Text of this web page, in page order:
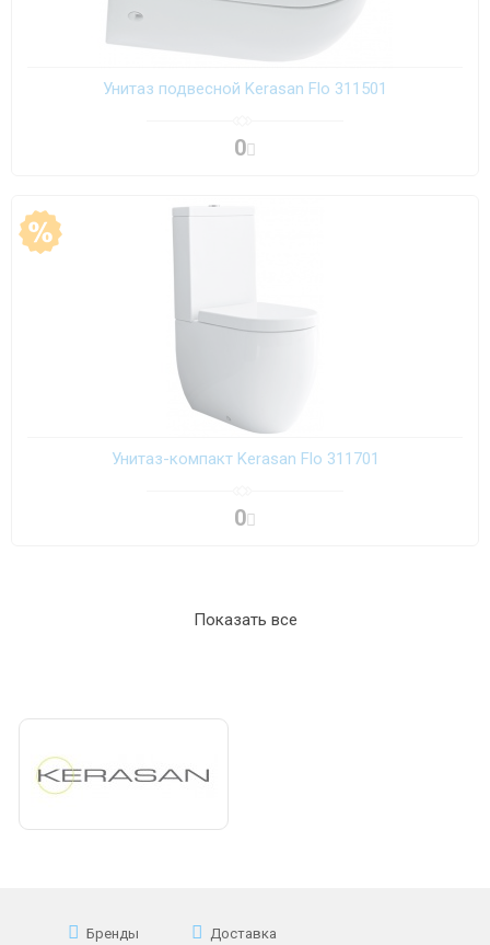
Унитаз подвесной Kerasan Flo 311501
0
Унитаз-компакт Kerasan Flo 311701
0
Показать все
Бренды Доставка